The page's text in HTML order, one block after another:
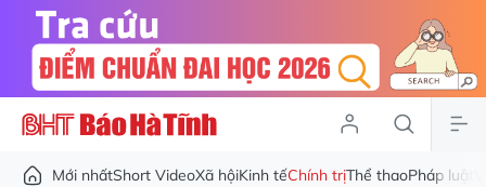
Mới nhấtShort VideoXã hộiKinh tếChính trịThể thaoPháp luật